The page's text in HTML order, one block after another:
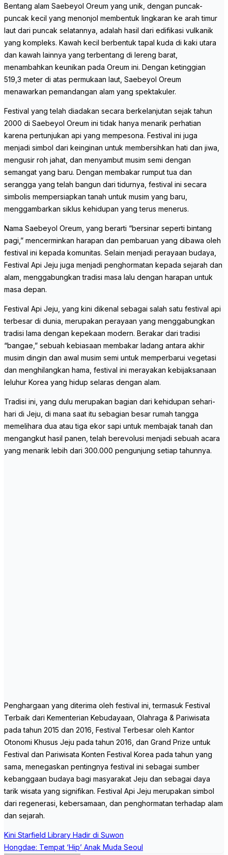
Bentang alam Saebeyol Oreum yang unik, dengan puncak-
puncak kecil yang menonjol membentuk lingkaran ke arah timur
laut dari puncak selatannya, adalah hasil dari edifikasi vulkanik
yang kompleks. Kawah kecil berbentuk tapal kuda di kaki utara
dan kawah lainnya yang terbentang di lereng barat,
menambahkan keunikan pada Oreum ini. Dengan ketinggian
519,3 meter di atas permukaan laut, Saebeyol Oreum
menawarkan pemandangan alam yang spektakuler.
Festival yang telah diadakan secara berkelanjutan sejak tahun
2000 di Saebeyol Oreum ini tidak hanya menarik perhatian
karena pertunjukan api yang mempesona. Festival ini juga
menjadi simbol dari keinginan untuk membersihkan hati dan jiwa,
mengusir roh jahat, dan menyambut musim semi dengan
semangat yang baru. Dengan membakar rumput tua dan
serangga yang telah bangun dari tidurnya, festival ini secara
simbolis mempersiapkan tanah untuk musim yang baru,
menggambarkan siklus kehidupan yang terus menerus.
Nama Saebeyol Oreum, yang berarti “bersinar seperti bintang
pagi,” mencerminkan harapan dan pembaruan yang dibawa oleh
festival ini kepada komunitas. Selain menjadi perayaan budaya,
Festival Api Jeju juga menjadi penghormatan kepada sejarah dan
alam, menggabungkan tradisi masa lalu dengan harapan untuk
masa depan.
Festival Api Jeju, yang kini dikenal sebagai salah satu festival api
terbesar di dunia, merupakan perayaan yang menggabungkan
tradisi lama dengan kepekaan modern. Berakar dari tradisi
“bangae,” sebuah kebiasaan membakar ladang antara akhir
musim dingin dan awal musim semi untuk memperbarui vegetasi
dan menghilangkan hama, festival ini merayakan kebijaksanaan
leluhur Korea yang hidup selaras dengan alam.
Tradisi ini, yang dulu merupakan bagian dari kehidupan sehari-
hari di Jeju, di mana saat itu sebagian besar rumah tangga
memelihara dua atau tiga ekor sapi untuk membajak tanah dan
mengangkut hasil panen, telah berevolusi menjadi sebuah acara
yang menarik lebih dari 300.000 pengunjung setiap tahunnya.
Penghargaan yang diterima oleh festival ini, termasuk Festival
Terbaik dari Kementerian Kebudayaan, Olahraga & Pariwisata
pada tahun 2015 dan 2016, Festival Terbesar oleh Kantor
Otonomi Khusus Jeju pada tahun 2016, dan Grand Prize untuk
Festival dan Pariwisata Konten Festival Korea pada tahun yang
sama, menegaskan pentingnya festival ini sebagai sumber
kebanggaan budaya bagi masyarakat Jeju dan sebagai daya
tarik wisata yang signifikan. Festival Api Jeju merupakan simbol
dari regenerasi, kebersamaan, dan penghormatan terhadap alam
dan sejarah.
Post
navigation
Kini Starfield Library Hadir di Suwon
Hongdae: Tempat ‘Hip’ Anak Muda Seoul